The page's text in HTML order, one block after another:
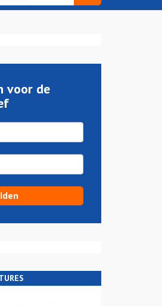
voor de